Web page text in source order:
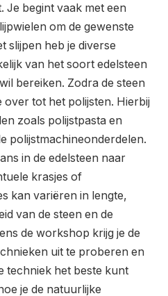
Je begint vaak met een
om de gewenste
slijpen heb je diverse
van het soort edelsteen
bereiken. Zodra de steen
over tot het polijsten. Hierbij
zoals polijstpasta en
polijstmachineonderdelen.
in de edelsteen naar
krasjes of
kan variëren in lengte,
van de steen en de
de workshop krijg je de
uit te proberen en
techniek het beste kunt
je de natuurlijke